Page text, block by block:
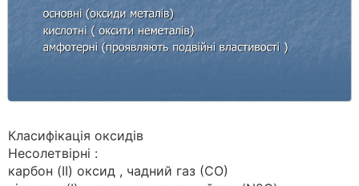
Класифікація оксидів
Несолетвірні :
карбон (II) оксид , чадний газ (СО)